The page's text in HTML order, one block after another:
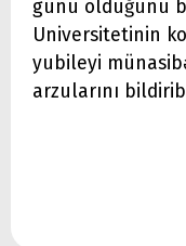
günü olduğunu
Universitetinin
yubileyi
arzularını